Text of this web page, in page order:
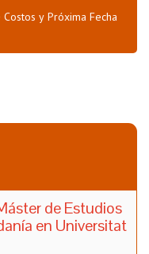
y Próxima Fecha
de Estudios
en Universitat